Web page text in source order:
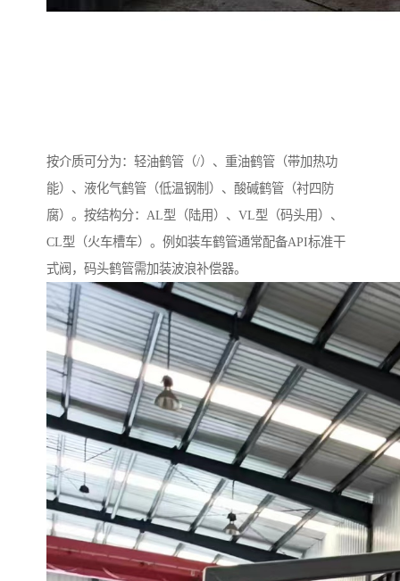
按介质可分为：轻油鹤管（/）、重油鹤管（带加热功
能）、液化气鹤管（低温钢制）、酸碱鹤管（衬四防
腐）。按结构分：AL型（陆用）、VL型（码头用）、
CL型（火车槽车）。例如装车鹤管通常配备API标准干
式阀，码头鹤管需加装波浪补偿器。